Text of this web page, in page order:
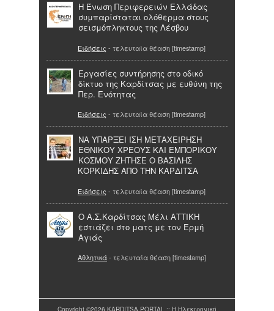
Η Ένωση Περιφερειών Ελλάδας
συμπαρίσταται ολόθερμα στους
σεισμόπληκτους της Λέσβου
Ειδήσεις - τελευταία θέαση [timestamp]
Εργασίες συντήρησης στο οδικό
δίκτυο της Καρδίτσας με ευθύνη της
Περ. Ενότητας
Ειδήσεις - τελευταία θέαση [timestamp]
ΝΑ ΥΠΑΡΞΕΙ ΙΣΗ ΜΕΤΑΧΕΙΡΗΣΗ
ΕΘΝΙΚΟΥ ΧΡΕΟΥΣ ΚΑΙ ΕΜΠΟΡΙΚΟΥ
ΚΟΣΜΟΥ ΖΗΤΗΣΕ Ο ΒΑΣΙΛΗΣ
ΚΟΡΚΙΔΗΣ ΑΠΟ ΤΗΝ ΚΑΡΔΙΤΣΑ
Ειδήσεις - τελευταία θέαση [timestamp]
Ο Α.Σ.Καρδίτσας Μέλι ΑΤΤΙΚΗ
εστιάζει στο ματς με τον Ερμή
Αγιάς
Αθλητικά- τελευταία θέαση [timestamp]
Copyright ©2026 KARDITSA PORTAL :: Η Ηλεκτρονική